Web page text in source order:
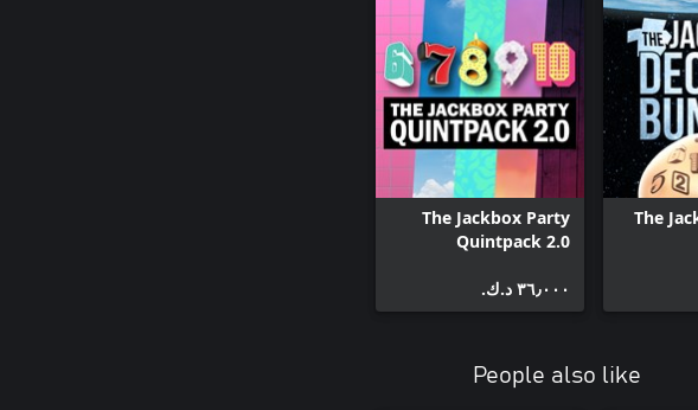
The
The Jackbox Party
Quintpack 2.0
٣٦٫٠٠٠ د.ك.‏
People also like